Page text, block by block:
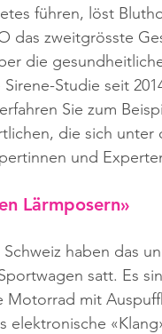
führen, löst
das zweitgrösste
die
Studie seit
Sie zum
die sich
und
Lärmposern»
haben das
satt. Es
Motorrad mit
elektronische